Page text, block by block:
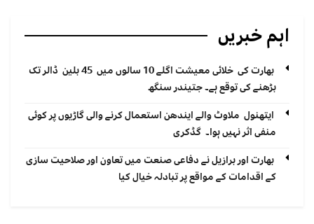
اہم خبریں
بھارت کی خلائی معیشت اگلے 10 سالوں میں 45 بلین ڈالر تک
بڑھنے کی توقع ہے۔ جتیندر سنگھ
ایتھنول ملاوٹ والے ایندھن استعمال کرنے والی گاڑیوں پر کوئی
منفی اثر نہیں ہوا۔ گڈکری
بھارت اور برازیل نے دفاعی صنعت میں تعاون اور صلاحیت سازی
کے اقدامات کے مواقع پر تبادلہ خیال کیا